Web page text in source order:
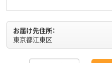
お届け先住所：
東京都江東区